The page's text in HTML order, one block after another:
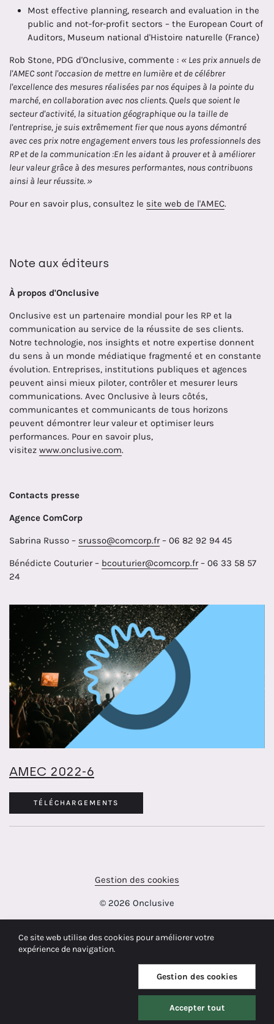
Most effective planning, research and evaluation in the
public and not-for-profit sectors – the European Court of
Auditors, Museum national d'Histoire naturelle (France)
Rob Stone, PDG d'Onclusive, commente : « Les prix annuels de
l'AMEC sont l'occasion de mettre en lumière et de célébrer
l'excellence des mesures réalisées par nos équipes à la pointe du
marché, en collaboration avec nos clients. Quels que soient le
secteur d'activité, la situation géographique ou la taille de
l'entreprise, je suis extrêmement fier que nous ayons démontré
avec ces prix notre engagement envers tous les professionnels des
RP et de la communication :En les aidant à prouver et à améliorer
leur valeur grâce à des mesures performantes, nous contribuons
ainsi à leur réussite. »
Pour en savoir plus, consultez le site web de l'AMEC.
Note aux éditeurs
À propos d'Onclusive
Onclusive est un partenaire mondial pour les RP et la
communication au service de la réussite de ses clients.
Notre technologie, nos insights et notre expertise donnent
du sens à un monde médiatique fragmenté et en constante
évolution. Entreprises, institutions publiques et agences
peuvent ainsi mieux piloter, contrôler et mesurer leurs
communications. Avec Onclusive à leurs côtés,
communicantes et communicants de tous horizons
peuvent démontrer leur valeur et optimiser leurs
performances. Pour en savoir plus,
visitez www.onclusive.com.
Contacts presse
Agence ComCorp
Sabrina Russo – srusso@comcorp.fr– 06 82 92 94 45
Bénédicte Couturier – bcouturier@comcorp.fr– 06 33 58 57
24
AMEC 2022-6
TÉLÉCHARGEMENTS
Gestion des cookies
© 2026 Onclusive
Ce site web utilise des cookies pour améliorer votre
expérience de navigation.
Gestion des cookies
Accepter tout